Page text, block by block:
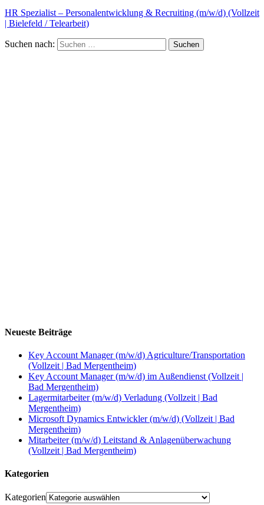
HR Spezialist – Personalentwicklung & Recruiting (m/w/d) (Vollzeit
| Bielefeld / Telearbeit)
Suchen nach:
Neueste Beiträge
Key Account Manager (m/w/d) Agriculture/Transportation
(Vollzeit | Bad Mergentheim)
Key Account Manager (m/w/d) im Außendienst (Vollzeit |
Bad Mergentheim)
Lagermitarbeiter (m/w/d) Verladung (Vollzeit | Bad
Mergentheim)
Microsoft Dynamics Entwickler (m/w/d) (Vollzeit | Bad
Mergentheim)
Mitarbeiter (m/w/d) Leitstand & Anlagenüberwachung
(Vollzeit | Bad Mergentheim)
Kategorien
Kategorien